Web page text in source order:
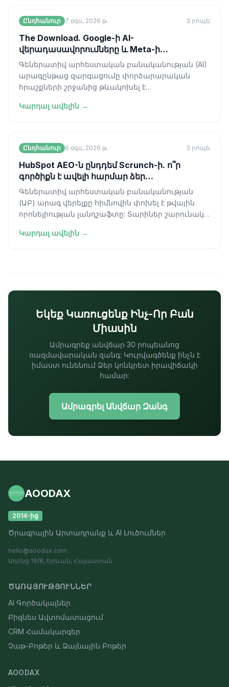
Ընդհանուր 7 օգս, 2026 թ. 3 րոպե
The Download. Google-ի AI-
վերադասավորումները և Meta-ի
անվերահսկելի մոդելը
Գեներատիվ արհեստական բանականության (AI)
արագընթաց զարգացումը փորձարարական
հրաշքների շրջանից թևակոխել է
Ձեռնարկությունների
Կարդալ ավելին →
Ընդհանուր 6 օգս, 2026 թ. 3 րոպե
HubSpot AEO-ն ընդդեմ Scrunch-ի. ո՞ր
գործիքն է ավելի հարմար ձեր
աշխատանքային գործընթացին։
Գեներատիվ արհեստական բանականության
(ԱԲ) արագ վերելքը հիմնովին փոխել է թվային
որոնելիության լանդշաֆտը: Տարիներ շարունակ
Կարդալ ավելին →
Եկեք Կառուցենք Ինչ-Որ Բան
Միասին
Ամրագրեք անվճար 30 րոպեանոց
ռազմավարական զանգ: Կուրվագծենք ինչն է
իմաստ ունենում Ձեր կոնկրետ իրավիճակի
համար:
Ամրագրել Անվճար Զանգ
AOODAX
2014-ից
Ծրագրային Արտադրանք և AI Լուծումներ
hello@aoodax.com
Ադոնց 19/8, Երևան, Հայաստան
ԾԱՌԱՅՈՒԹՅՈՒՆՆԵՐ
AI Գործակալներ
Բիզնես Ավտոմատացում
CRM Համակարգեր
Չաթ-Բոթեր և Ձայնային Բոթեր
AOODAX